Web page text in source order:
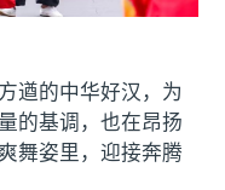
遒的中华好汉，为
的基调，也在昂扬
舞姿里，迎接奔腾